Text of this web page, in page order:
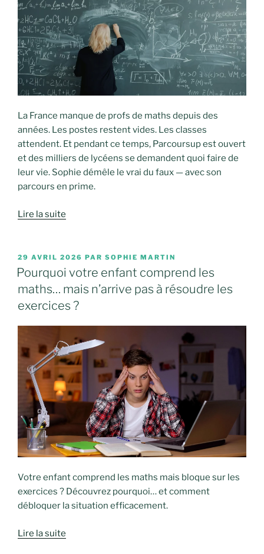
La France manque de profs de maths depuis des
années. Les postes restent vides. Les classes
attendent. Et pendant ce temps, Parcoursup est ouvert
et des milliers de lycéens se demandent quoi faire de
leur vie. Sophie démêle le vrai du faux — avec son
parcours en prime.
Lire la suite
PUBLIÉ
LE
29 AVRIL 2026 PAR SOPHIE MARTIN
Pourquoi votre enfant comprend les
maths… mais n’arrive pas à résoudre les
exercices ?
Votre enfant comprend les maths mais bloque sur les
exercices ? Découvrez pourquoi… et comment
débloquer la situation efficacement.
Lire la suite